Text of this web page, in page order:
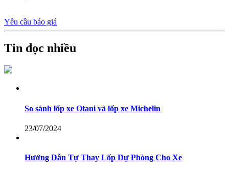
Yêu cầu báo giá
Tin đọc nhiều
So sánh lốp xe Otani và lốp xe Michelin
23/07/2024
Hướng Dẫn Tự Thay Lốp Dự Phòng Cho Xe